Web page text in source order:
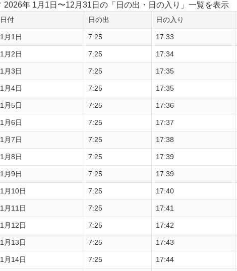
2026年 1月1日〜12月31日の「日の出・日の入り」一覧を表示
日付 日の出 日の入り
1月1日 7:25 17:33
1月2日 7:25 17:34
1月3日 7:25 17:35
1月4日 7:25 17:35
1月5日 7:25 17:36
1月6日 7:25 17:37
1月7日 7:25 17:38
1月8日 7:25 17:39
1月9日 7:25 17:39
1月10日 7:25 17:40
1月11日 7:25 17:41
1月12日 7:25 17:42
1月13日 7:25 17:43
1月14日 7:25 17:44